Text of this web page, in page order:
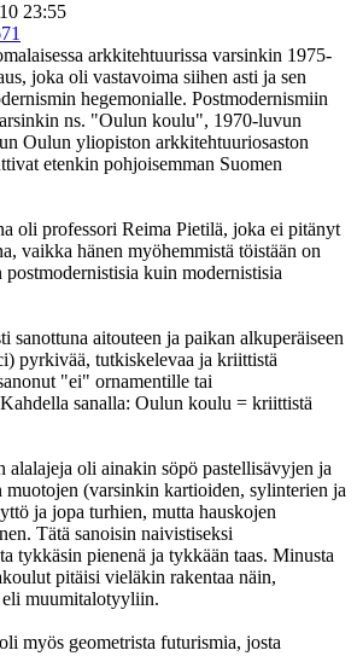
23:55
arkkitehtuurissa varsinkin 1975-
joka oli vastavoima siihen asti ja sen
hegemonialle. Postmodernismiin
ns. "Oulun koulu", 1970-luvun
Oulun yliopiston arkkitehtuuriosaston
etenkin pohjoisemman Suomen
oli professori Reima Pietilä, joka ei pitänyt
vaikka hänen myöhemmistä töistään on
postmodernistisia kuin modernistisia
aitouteen ja paikan alkuperäiseen
pyrkivää, tutkiskelevaa ja kriittistä
"ei" ornamentille tai
sanalla: Oulun koulu = kriittistä
alalajeja oli ainakin söpö pastellisävyjen ja
muotojen (varsinkin kartioiden, sylinterien ja
ja jopa turhien, mutta hauskojen
Tätä sanoisin naivistiseksi
tykkäsin pienenä ja tykkään taas. Minusta
pitäisi vieläkin rakentaa näin,
muumitalotyyliin.
myös geometrista futurismia, josta